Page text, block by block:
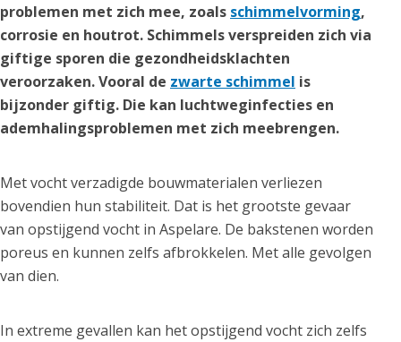
problemen met zich mee, zoals schimmelvorming,
corrosie en houtrot. Schimmels verspreiden zich via
giftige sporen die gezondheidsklachten
veroorzaken. Vooral de zwarte schimmel is
bijzonder giftig. Die kan luchtweginfecties en
ademhalingsproblemen met zich meebrengen.
Met vocht verzadigde bouwmaterialen verliezen
bovendien hun stabiliteit. Dat is het grootste gevaar
van opstijgend vocht in Aspelare. De bakstenen worden
poreus en kunnen zelfs afbrokkelen. Met alle gevolgen
van dien.
In extreme gevallen kan het opstijgend vocht zich zelfs